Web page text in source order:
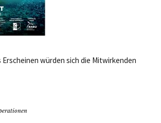
Erscheinen würden sich die Mitwirkenden